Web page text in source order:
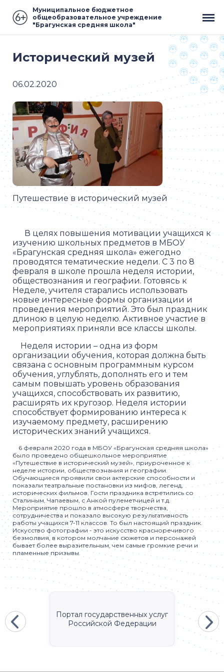
Муниципальное бюджетное
общеобразовательное учреждение
"Брагунская средняя школа"
Исторический музей
06.02.2020
Путешествие в исторический музей
В целях повышения мотивации учащихся к
изучению школьных предметов в МБОУ
«Брагунская средняя школа» ежегодно
проводятся тематические недели. С 3 по 8
февраля в школе прошла неделя истории,
обществознания и географии. Готовясь к
Неделе, учителя старались использовать
новые интересные формы организации и
проведения мероприятий. Это был праздник
длиною в целую неделю. Активное участие в
мероприятиях приняли все классы школы.
Неделя истории – одна из форм
организации обучения, которая должна быть
связана с основным программным курсом
обучения, углублять, дополнять его и тем
самым повышать уровень образования
учащихся, способствовать их развитию,
расширять их кругозор. Неделя истории
способствует формированию интереса к
изучаемому предмету, расширению
исторических знаний учащихся.
6 февраля 2020 года в МБОУ «Брагунская средняя школа»
было проведено общешкольное мероприятие
«Путешествие в исторический музей», приуроченное к
неделе истории, обществознания и географии.
Обучающиеся проявили свои актерские способности и
показали театральные постановки из мифов, легенд,
исторических фильмов. Гости праздника встретились со
Сталиным, Чапаевым, с Анкой пулеметчицей и т.д.
Мероприятие прошло в атмосфере творчества,
сотрудничества и показало высокую результативность
работы учащихся 7-11 классов. То был настоящий праздник.
Искусство фотографии - это искусство красноречивого
безмолвия, в котором молчание сюжетов и персонажей
бывает более выразительным, чем самые громкие речи и
пламенные призывы.
Портал государственных услуг
Российской Федерации